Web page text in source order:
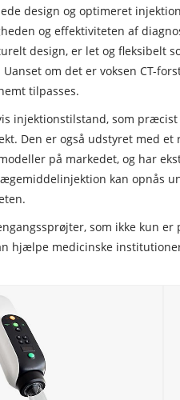
design og optimeret
og effektiviteten af
design, er let og fleksibelt
om det er voksen CT-
tilpasses.
injektionstilstand, som
Den er også udstyret med
på markedet, og har
kan opnås
som ikke kun
hjælpe medicinske